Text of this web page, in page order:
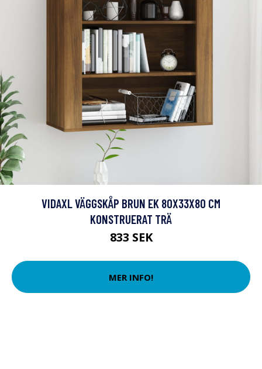
VIDAXL VÄGGSKÅP BRUN EK 80X33X80 CM
KONSTRUERAT TRÄ
833 SEK
MER INFO!